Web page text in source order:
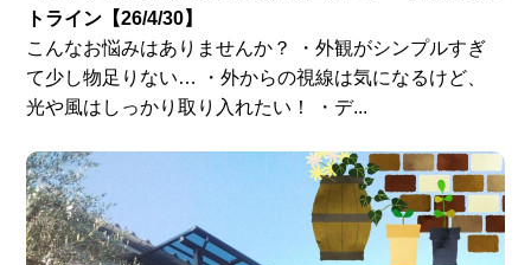
トライン【26/4/30】
こんなお悩みはありませんか？ ・外観がシンプルすぎ
て少し物足りない… ・外からの視線は気になるけど、
光や風はしっかり取り入れたい！ ・デ...